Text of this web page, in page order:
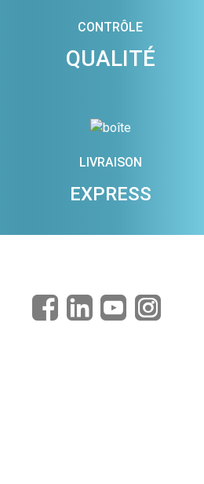
CONTRÔLE
QUALITÉ
LIVRAISON
EXPRESS